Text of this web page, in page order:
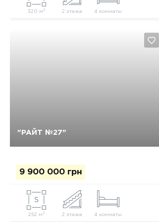
320 м2 2 этажа 4 комнаты
"РАЙТ №27"
9 900 000 грн
252 м2 2 этажа 4 комнаты